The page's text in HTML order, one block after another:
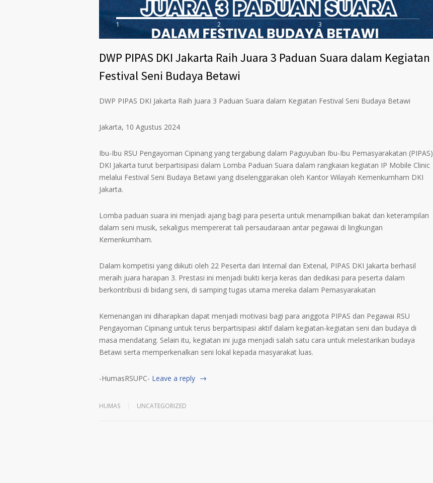
1 2 3
DWP PIPAS DKI Jakarta Raih Juara 3 Paduan Suara dalam Kegiatan
Festival Seni Budaya Betawi
DWP PIPAS DKI Jakarta Raih Juara 3 Paduan Suara dalam Kegiatan Festival Seni Budaya Betawi
Jakarta, 10 Agustus 2024
Ibu-Ibu RSU Pengayoman Cipinang yang tergabung dalam Paguyuban Ibu-Ibu Pemasyarakatan (PIPAS)
DKI Jakarta turut berpartisipasi dalam Lomba Paduan Suara dalam rangkaian kegiatan IP Mobile Clinic
melalui Festival Seni Budaya Betawi yang diselenggarakan oleh Kantor Wilayah Kemenkumham DKI
Jakarta.
Lomba paduan suara ini menjadi ajang bagi para peserta untuk menampilkan bakat dan keterampilan
dalam seni musik, sekaligus mempererat tali persaudaraan antar pegawai di lingkungan
Kemenkumham.
Dalam kompetisi yang diikuti oleh 22 Peserta dari Internal dan Extenal, PIPAS DKI Jakarta berhasil
meraih juara harapan 3. Prestasi ini menjadi bukti kerja keras dan dedikasi para peserta dalam
berkontribusi di bidang seni, di samping tugas utama mereka dalam Pemasyarakatan
Kemenangan ini diharapkan dapat menjadi motivasi bagi para anggota PIPAS dan Pegawai RSU
Pengayoman Cipinang untuk terus berpartisipasi aktif dalam kegiatan-kegiatan seni dan budaya di
masa mendatang. Selain itu, kegiatan ini juga menjadi salah satu cara untuk melestarikan budaya
Betawi serta memperkenalkan seni lokal kepada masyarakat luas.
-HumasRSUPC- Leave a reply
HUMAS UNCATEGORIZED